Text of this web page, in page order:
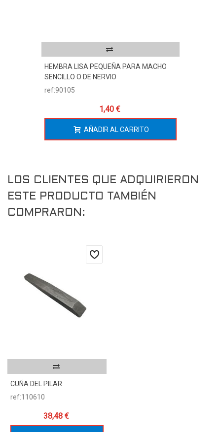
HEMBRA LISA PEQUEÑA PARA MACHO
SENCILLO O DE NERVIO
ref:90105
1,40 €
AÑADIR AL CARRITO
LOS CLIENTES QUE ADQUIRIERON
ESTE PRODUCTO TAMBIÉN
COMPRARON:
CUÑA DEL PILAR
ref:110610
38,48 €